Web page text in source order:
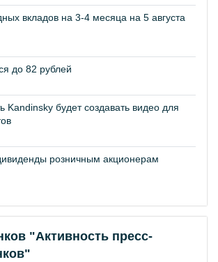
вкладов на 3-4 месяца на 5 августа
до 82 рублей
Kandinsky будет создавать видео для
розничным акционерам
"Активность пресс-